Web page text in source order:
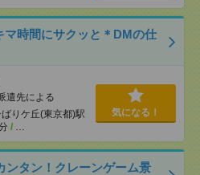
マ時間にサクッと＊DMの仕
遣先による
りケ丘(東京都)駅
/ …
気になる！
ンタン！クレーンゲーム景